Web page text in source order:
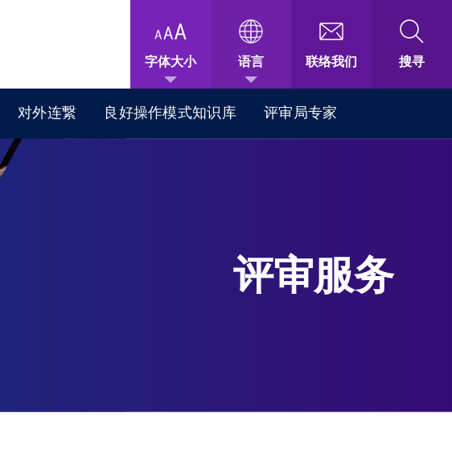
字体大小 语言 联络我们 搜寻
对外连繋 良好操作模式知识库 评审局专家
评审服务